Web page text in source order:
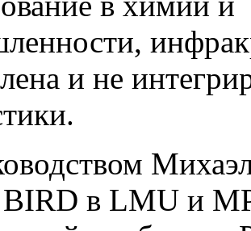
​​и не
в LMU и